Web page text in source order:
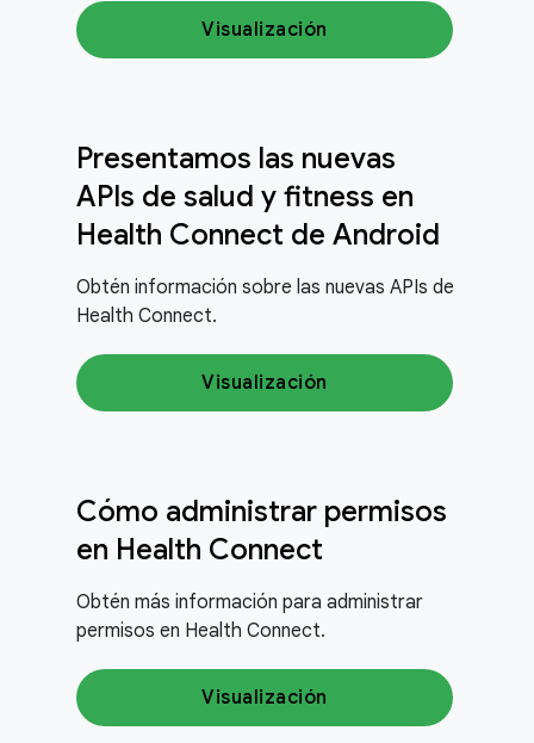
Visualización
Presentamos las nuevas
APIs de salud y fitness en
Health Connect de Android
Obtén información sobre las nuevas APIs de
Health Connect.
Visualización
Cómo administrar permisos
en Health Connect
Obtén más información para administrar
permisos en Health Connect.
Visualización